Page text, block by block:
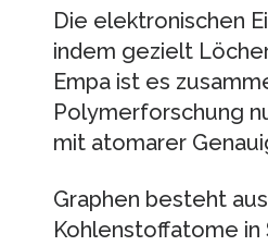
Die elektronischen
indem gezielt
Empa ist es
Polymerforschung
mit atomarer
Graphen besteht
Kohlenstoffatome in